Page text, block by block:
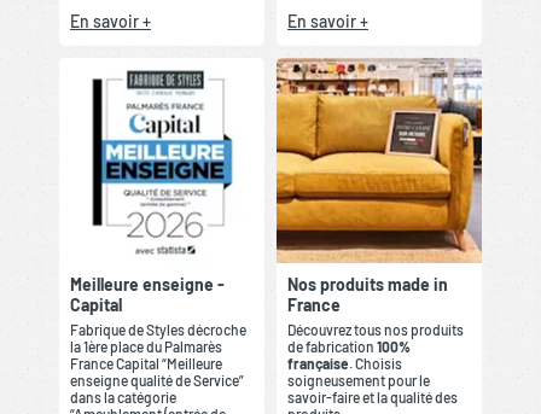
En savoir + En savoir +
Meilleure enseigne -
Capital
Fabrique de Styles décroche
la 1ère place du Palmarès
France Capital “Meilleure
enseigne qualité de Service”
dans la catégorie
Nos produits made in
France
Découvrez tous nos produits
de fabrication 100%
française. Choisis
soigneusement pour le
savoir-faire et la qualité des